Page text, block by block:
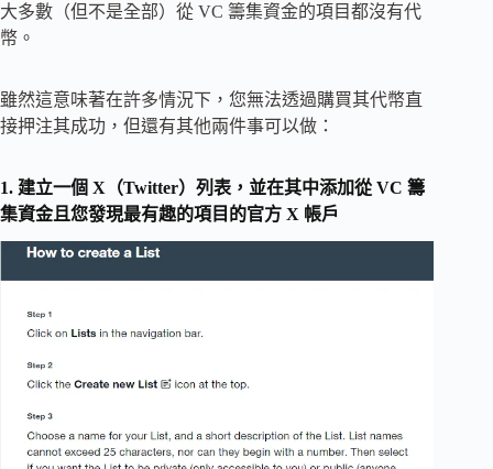
大多數（但不是全部）從 VC 籌集資金的項目都沒有代
幣。
雖然這意味著在許多情況下，您無法透過購買其代幣直
接押注其成功，但還有其他兩件事可以做：
1. 建立一個 X（Twitter）列表，並在其中添加從 VC 籌
集資金且您發現最有趣的項目的官方 X 帳戶